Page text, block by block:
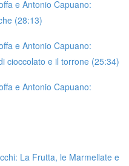
e Antonio Capuano:
(28:13)
e Antonio Capuano:
cioccolato e il torrone (25:34)
e Antonio Capuano:
La Frutta, le Marmellate e